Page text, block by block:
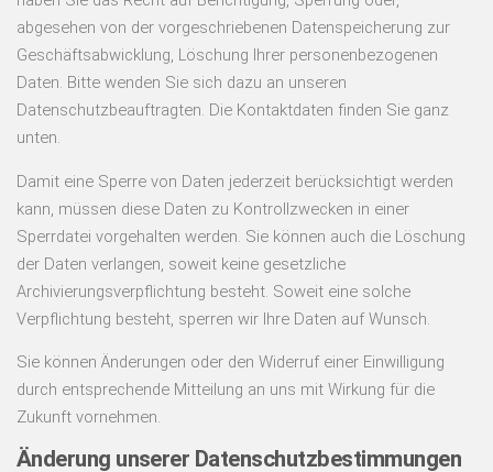
abgesehen von der vorgeschriebenen Datenspeicherung zur
Geschäftsabwicklung, Löschung Ihrer personenbezogenen
Daten. Bitte wenden Sie sich dazu an unseren
Datenschutzbeauftragten. Die Kontaktdaten finden Sie ganz
unten.
Damit eine Sperre von Daten jederzeit berücksichtigt werden
kann, müssen diese Daten zu Kontrollzwecken in einer
Sperrdatei vorgehalten werden. Sie können auch die Löschung
der Daten verlangen, soweit keine gesetzliche
Archivierungsverpflichtung besteht. Soweit eine solche
Verpflichtung besteht, sperren wir Ihre Daten auf Wunsch.
Sie können Änderungen oder den Widerruf einer Einwilligung
durch entsprechende Mitteilung an uns mit Wirkung für die
Zukunft vornehmen.
Änderung unserer Datenschutzbestimmungen